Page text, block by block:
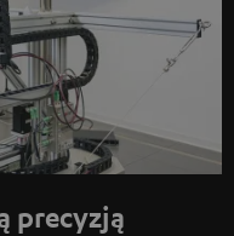
precyzją